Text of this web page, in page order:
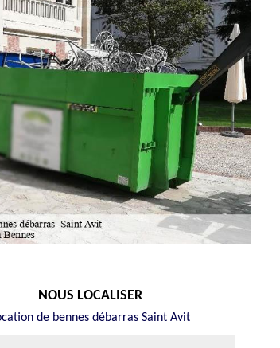
NOUS LOCALISER
de bennes débarras Saint Avit